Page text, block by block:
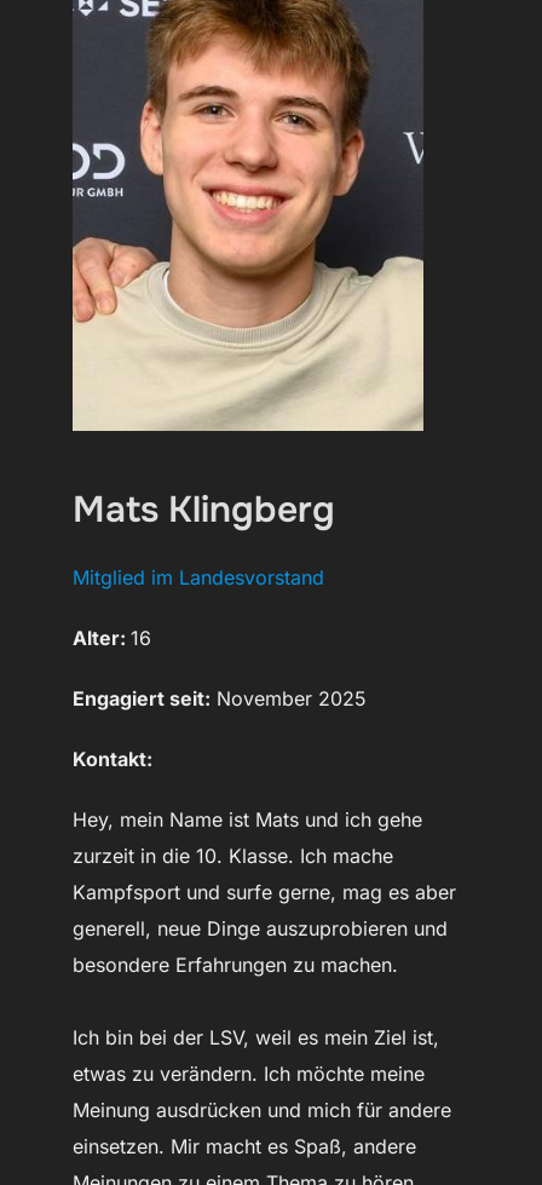
Mats Klingberg
Mitglied im Landesvorstand
Alter: 16
Engagiert seit: November 2025
Kontakt:
Hey, mein Name ist Mats und ich gehe
zurzeit in die 10. Klasse. Ich mache
Kampfsport und surfe gerne, mag es aber
generell, neue Dinge auszuprobieren und
besondere Erfahrungen zu machen.
Ich bin bei der LSV, weil es mein Ziel ist,
etwas zu verändern. Ich möchte meine
Meinung ausdrücken und mich für andere
einsetzen. Mir macht es Spaß, andere